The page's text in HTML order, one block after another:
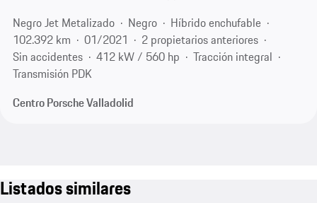
Negro Jet Metalizado
Negro
Híbrido enchufable
102.392 km
01/2021
2 propietarios anteriores
Sin accidentes
412 kW / 560 hp
Tracción integral
Transmisión PDK
Centro Porsche Valladolid
Listados similares